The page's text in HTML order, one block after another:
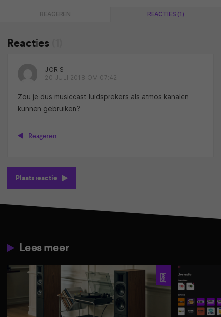
REAGEREN REACTIES (1)
Reacties
JORIS
20 JULI 2018 OM 07:42
Zou je dus musiccast luidsprekers als atmos kanalen
kunnen gebruiken?
Reageren
Plaats reactie
Lees meer